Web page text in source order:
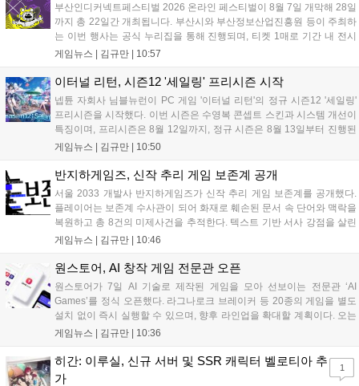
부산인디커넥트페스티벌 2026 온라인 페스티벌이 8월 7일 개막해 28일
까지 총 22일간 개최됩니다. 부산시와 부산정보산업진흥원 등이 주최하
는 이번 행사는 공식 누리집을 통해 진행되며, 티켓 1매로 기간 내 전시
작을 제한 없이 체험할 수 있습니다. 일반 및 루키 부문 등 다양한 인디게
세계 누구나 참여 가능한 이번 행사는 역대 최대 규모로 열려 인디게임
게임뉴스 | 김규만 | 10:57
이터널 리턴, 시즌12 '세일링' 프리시즌 시작
넵튠 자회사 님블뉴런이 PC 게임 '이터널 리턴'의 정규 시즌12 '세일링'
프리시즌을 시작했다. 이번 시즌은 수영복 콘셉트 스킨과 시스템 개선이
특징이며, 프리시즌은 8월 12일까지, 정규 시즌은 8월 13일부터 진행된
다. 실험체 관찰일지 추가와 후반부 전략 강화를 위한 다중 크로노 스피
대를 모으고 있다....
게임뉴스 | 김규만 | 10:50
반지하게임즈, 신작 추리 게임 보존계 공개
서울 2033 개발사 반지하게임즈가 신작 추리 게임 보존계를 공개했다.
플레이어는 보존계 수사관이 되어 화재로 훼손된 문서 속 단어와 맥락을
복원하고 총 8건의 미제사건을 추적한다. 텍스트 기반 서사 강점을 살린
이번 게임은 정보 조합과 사건 재구성이 핵심이며, 현재 스팀 상점 페이
개발에 박차를 가하고 있다....
게임뉴스 | 김규만 | 10:46
원스토어, AI 창작 게임 전문관 오픈
원스토어가 7일 AI 기술로 제작된 게임을 모아 선보이는 전문관 ‘AI
Games’를 정식 오픈했다. 라그나로크 브레이커 등 20종의 게임을 별도
설치 없이 즉시 실행할 수 있으며, 향후 라인업을 확대할 계획이다. 오는
11일부터는 게임 실행 시 할인 쿠폰을 지급하는 오픈 기념 이벤트도 진
있는 환경을 조성해 창작자와 이용자 모두에게 새로운 경험을 제공할 것
으로 기대된다....
게임뉴스 | 김규만 | 10:36
히간: 이루실, 신규 서버 및 SSR 캐릭터 벨로티아 추
가
1